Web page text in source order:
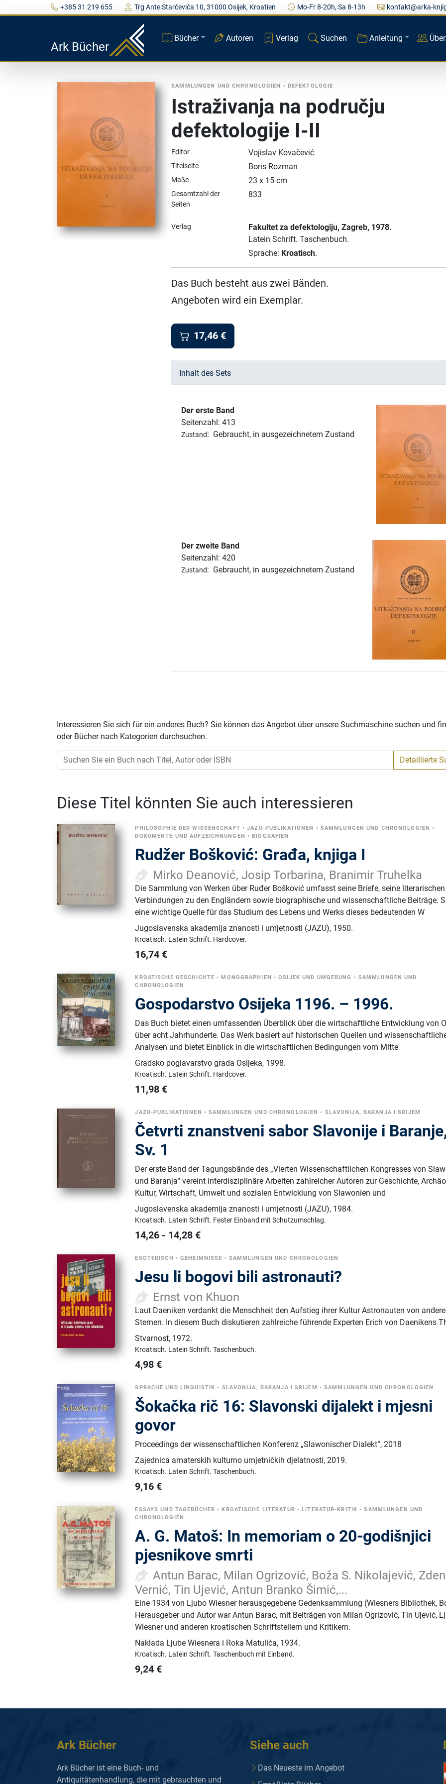
+385 31 219 655 Trg Ante Starčevića 10, 31000 Osijek, Kroatien Mo-Fr 8-20h, Sa 8-13h kontakt@arka-
Ark Bücher
Bücher Autoren Verlag Suchen Anleitung
SAMMLUNGEN UND CHRONOLOGIEN • DEFEKTOLOGIE
Istraživanja na području
defektologije I-II
Editor Vojislav Kovačević
Titelseite Boris Rozman
Maße 23 x 15 cm
Gesamtzahl der
Seiten
833
Verlag Fakultet za defektologiju, Zagreb, 1978.
Latein Schrift. Taschenbuch.
Sprache: Kroatisch.
Das Buch besteht aus zwei Bänden.
Angeboten wird ein Exemplar.
17,46 €
Inhalt des Sets
Der erste Band
Seitenzahl: 413
Zustand: Gebraucht, in ausgezeichnetem Zustand
Der zweite Band
Seitenzahl: 420
Zustand: Gebraucht, in ausgezeichnetem Zustand
Interessieren Sie sich für ein anderes Buch? Sie können das Angebot über unsere Suchmaschine suchen und
oder Bücher nach Kategorien durchsuchen.
Detaillierte
Diese Titel könnten Sie auch interessieren
PHILOSOPHIE DER WISSENSCHAFT •JAZU-PUBLIKATIONEN • SAMMLUNGEN UND CHRONOLOGIEN •
DOKUMENTE UND AUFZEICHNUNGEN •BIOGRAFIEN
Rudžer Bošković: Građa, knjiga I
Mirko Deanović, Josip Torbarina, Branimir Truhelka
Die Sammlung von Werken über Ruđer Bošković umfasst seine Briefe, seine literarischen
Verbindungen zu den Engländern sowie biographische und wissenschaftliche Beiträge.
eine wichtige Quelle für das Studium des Lebens und Werks dieses bedeutenden W
Jugoslavenska akademija znanosti i umjetnosti (JAZU), 1950.
Kroatisch. Latein Schrift. Hardcover.
16,74 €
KROATISCHE GESCHICHTE •MONOGRAPHIEN •OSIJEK UND UMGEBUNG • SAMMLUNGEN UND
CHRONOLOGIEN
Gospodarstvo Osijeka 1196. – 1996.
Das Buch bietet einen umfassenden Überblick über die wirtschaftliche Entwicklung von
über acht Jahrhunderte. Das Werk basiert auf historischen Quellen und
Analysen und bietet Einblick in die wirtschaftlichen Bedingungen vom Mitte
Gradsko poglavarstvo grada Osijeka, 1998.
Kroatisch. Latein Schrift. Hardcover.
11,98 €
JAZU-PUBLIKATIONEN •SAMMLUNGEN UND CHRONOLOGIEN • SLAVONIJA, BARANJA I SRIJEM
Četvrti znanstveni sabor Slavonije i Baranje,
Sv. 1
Der erste Band der Tagungsbände des „Vierten Wissenschaftlichen Kongresses von
und Baranja“ vereint interdisziplinäre Arbeiten zahlreicher Autoren zur Geschichte,
Kultur, Wirtschaft, Umwelt und sozialen Entwicklung von Slawonien und
Jugoslavenska akademija znanosti i umjetnosti (JAZU), 1984.
Kroatisch. Latein Schrift. Fester Einband mit Schutzumschlag.
14,26 - 14,28 €
ESOTERISCH •GEHEIMNISSE • SAMMLUNGEN UND CHRONOLOGIEN
Jesu li bogovi bili astronauti?
Ernst von Khuon
Laut Daeniken verdankt die Menschheit den Aufstieg ihrer Kultur Astronauten von
Sternen. In diesem Buch diskutieren zahlreiche führende Experten Erich von Daenikens
Stvarnost, 1972.
Kroatisch. Latein Schrift.Taschenbuch.
4,98 €
SPRACHE UND LINGUISTIK • SLAVONIJA, BARANJA I SRIJEM •SAMMLUNGEN UND CHRONOLOGIEN
Šokačka rič 16: Slavonski dijalekt i mjesni
govor
Proceedings der wissenschaftlichen Konferenz „Slawonischer Dialekt“, 2018
Zajednica amaterskih kulturno umjetničkih djelatnosti,2019.
Kroatisch. Latein Schrift.Taschenbuch.
9,16 €
ESSAYS UND TAGEBÜCHER •KROATISCHE LITERATUR •LITERATUR-KRITIK •SAMMLUNGEN UND
CHRONOLOGIEN
A. G. Matoš: In memoriam o 20-godišnjici
pjesnikove smrti
Antun Barac, Milan Ogrizović, Boža S. Nikolajević,
Vernić, Tin Ujević, Antun Branko Šimić,...
Eine 1934 von Ljubo Wiesner herausgegebene Gedenksammlung (Wiesners Bibliothek,
Herausgeber und Autor war Antun Barac, mit Beiträgen von Milan Ogrizović, Tin Ujević,
Wiesner und anderen kroatischen Schriftstellern und Kritikern.
Naklada Ljube Wiesnera i Roka Matulića, 1934.
Kroatisch. Latein Schrift.Taschenbuch mit Einband.
9,24 €
Ark Bücher
Ark Bücher ist eine Buch- und
Antiquitätenhandlung, die mit gebrauchten und
Siehe auch
Das Neueste im Angebot